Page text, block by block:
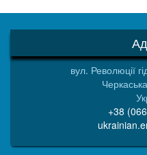
вул. Революції
+38